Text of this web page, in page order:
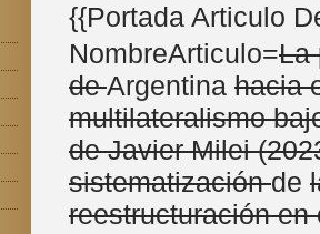
{{Portada Articulo
NombreArticulo=La
deArgentina hacia
multilateralismo
de Javier Milei
sistematizaciónde
reestructuración en